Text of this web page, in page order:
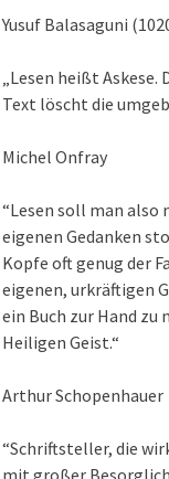
Yusuf Balasaguni
„Lesen heißt
Text löscht die
Michel Onfray
“Lesen soll man also
eigenen Gedanken
Kopfe oft genug der
eigenen, urkräftigen
ein Buch zur Hand zu
Heiligen Geist.“
Arthur Schopenhauer
“Schriftsteller, die
mit großer